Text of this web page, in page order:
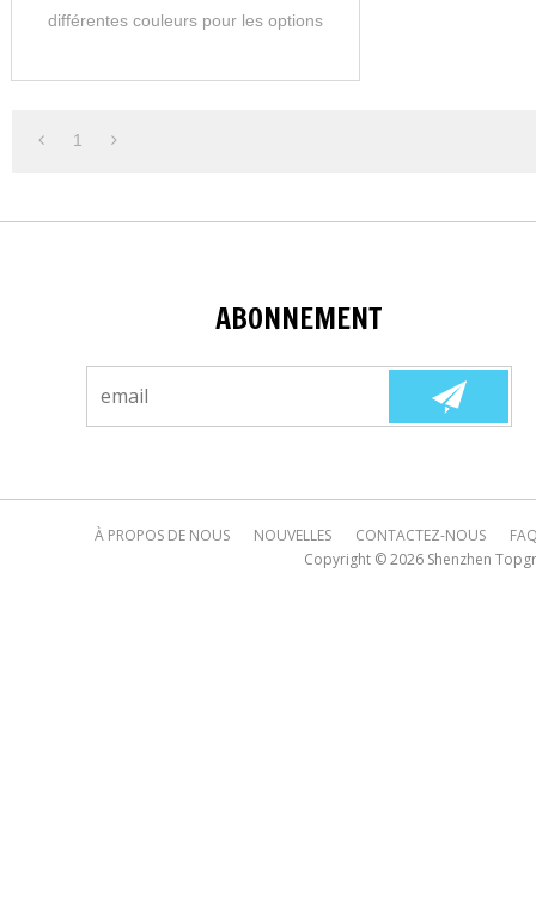
différentes couleurs pour les options
1
ABONNEMENT
À PROPOS DE NOUS NOUVELLES CONTACTEZ-NOUS
Copyright © 2026 Shenzhen